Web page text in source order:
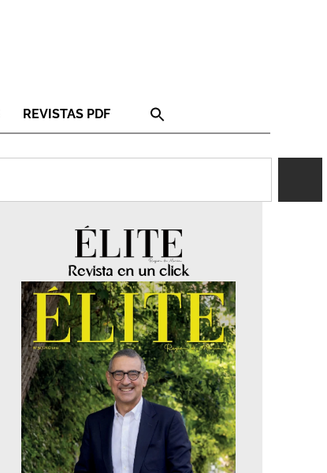
REVISTAS PDF
Revista en un click